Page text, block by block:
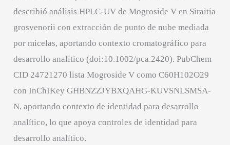
describió análisis HPLC-UV de Mogroside V en Siraitia
grosvenorii con extracción de punto de nube mediada
por micelas, aportando contexto cromatográfico para
desarrollo analítico (doi:10.1002/pca.2420). PubChem
CID 24721270 lista Mogroside V como C60H102O29
con InChIKey GHBNZZJYBXQAHG-KUVSNLSMSA-
N, aportando contexto de identidad para desarrollo
analítico, lo que apoya controles de identidad para
desarrollo analítico.